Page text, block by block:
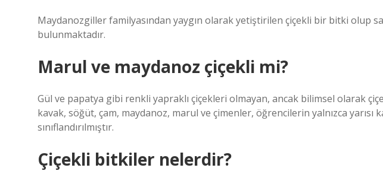
Maydanozgiller familyasından yaygın olarak yetiştirilen çiçekli bir bitki olup
bulunmaktadır.
Marul ve maydanoz çiçekli mi?
Gül ve papatya gibi renkli yapraklı çiçekleri olmayan, ancak bilimsel olarak
kavak, söğüt, çam, maydanoz, marul ve çimenler, öğrencilerin yalnızca yarısı
sınıflandırılmıştır.
Çiçekli bitkiler nelerdir?